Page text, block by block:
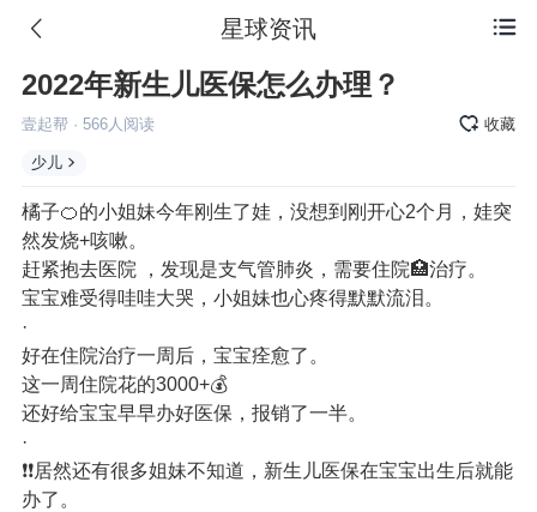
 星球资讯
2022年新生儿医保怎么办理？
壹起帮· 566人阅读 收藏
少儿
橘子🍊的小姐妹今年刚生了娃，没想到刚开心2个月，娃突
然发烧+咳嗽。
赶紧抱去医院 ，发现是支气管肺炎，需要住院🏥治疗。
宝宝难受得哇哇大哭，小姐妹也心疼得默默流泪。
·
好在住院治疗一周后，宝宝痊愈了。
这一周住院花的3000+💰
还好给宝宝早早办好医保，报销了一半。
·
❗❗居然还有很多姐妹不知道，新生儿医保在宝宝出生后就能
办了。